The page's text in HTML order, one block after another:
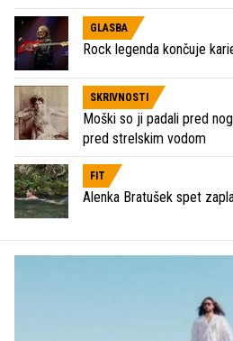
GLASBA
Rock legenda končuje
SKRIVNOSTI
Moški so ji padali pred
pred strelskim vodom
FIT
Alenka Bratušek spet